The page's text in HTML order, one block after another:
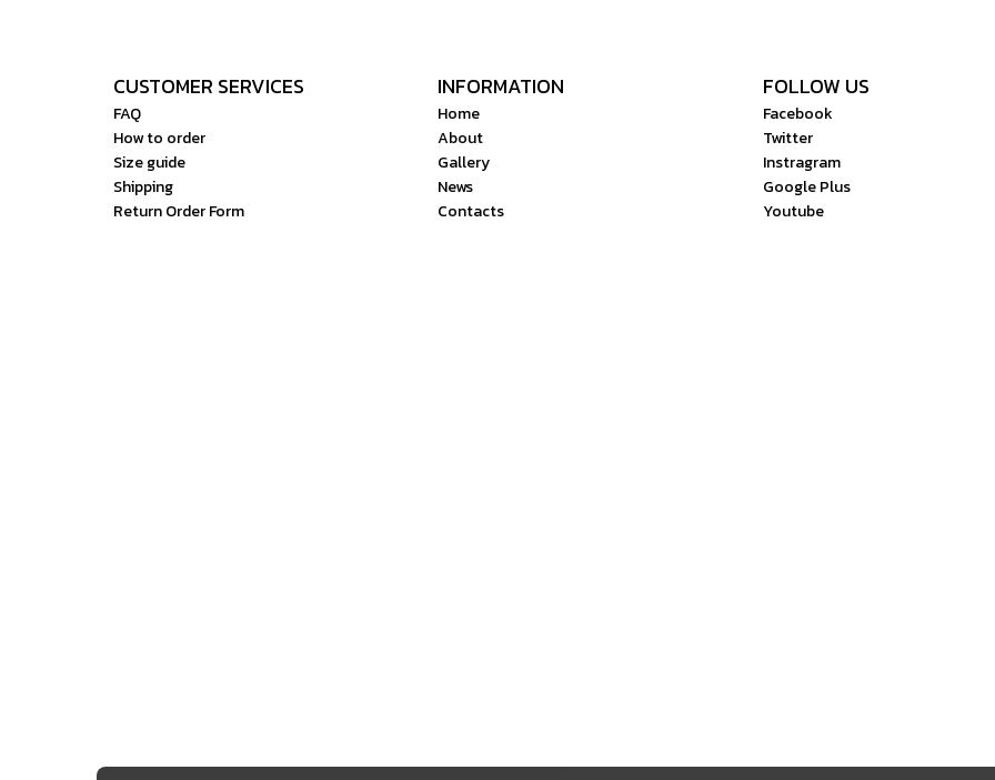
CUSTOMER SERVICES
FAQ
How to order
Size guide
Shipping
Return Order Form
INFORMATION
Home
About
Gallery
News
Contacts
FOLLOW US
Facebook
Twitter
Instragram
Google Plus
Youtube